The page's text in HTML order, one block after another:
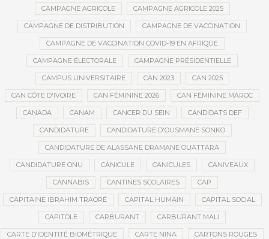
CAMPAGNE AGRICOLE CAMPAGNE AGRICOLE 2025
CAMPAGNE DE DISTRIBUTION CAMPAGNE DE VACCINATION
CAMPAGNE DE VACCINATION COVID-19 EN AFRIQUE
CAMPAGNE ÉLECTORALE CAMPAGNE PRÉSIDENTIELLE
CAMPUS UNIVERSITAIRE CAN 2023 CAN 2025
CAN CÔTE D'IVOIRE CAN FÉMININE 2026 CAN FÉMININE MAROC
CANADA CANAM CANCER DU SEIN CANDIDATS DEF
CANDIDATURE CANDIDATURE D'OUSMANE SONKO
CANDIDATURE DE ALASSANE DRAMANE OUATTARA
CANDIDATURE ONU CANICULE CANICULES CANIVEAUX
CANNABIS CANTINES SCOLAIRES CAP
CAPITAINE IBRAHIM TRAORÉ CAPITAL HUMAIN CAPITAL SOCIAL
CAPITOLE CARBURANT CARBURANT MALI
CARTE D’IDENTITÉ BIOMÉTRIQUE CARTE NINA CARTONS ROUGES